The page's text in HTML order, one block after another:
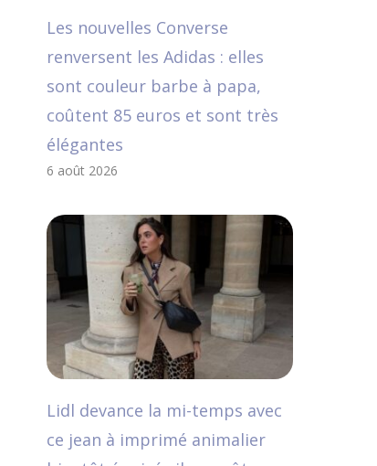
Les nouvelles Converse
renversent les Adidas : elles
sont couleur barbe à papa,
coûtent 85 euros et sont très
élégantes
6 août 2026
Lidl devance la mi-temps avec
ce jean à imprimé animalier